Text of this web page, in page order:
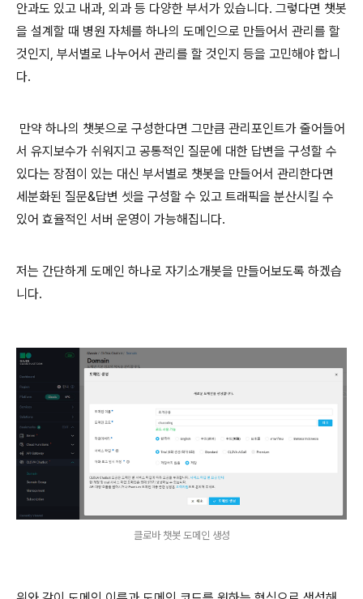
안과도 있고 내과, 외과 등 다양한 부서가 있습니다. 그렇다면 챗봇
을 설계할 때 병원 자체를 하나의 도메인으로 만들어서 관리를 할
것인지, 부서별로 나누어서 관리를 할 것인지 등을 고민해야 합니
다.
만약 하나의 챗봇으로 구성한다면 그만큼 관리포인트가 줄어들어
서 유지보수가 쉬워지고 공통적인 질문에 대한 답변을 구성할 수
있다는 장점이 있는 대신 부서별로 챗봇을 만들어서 관리한다면
세분화된 질문&답변 셋을 구성할 수 있고 트래픽을 분산시킬 수
있어 효율적인 서버 운영이 가능해집니다.
저는 간단하게 도메인 하나로 자기소개봇을 만들어보도록 하겠습
니다.
클로바 챗봇 도메인 생성